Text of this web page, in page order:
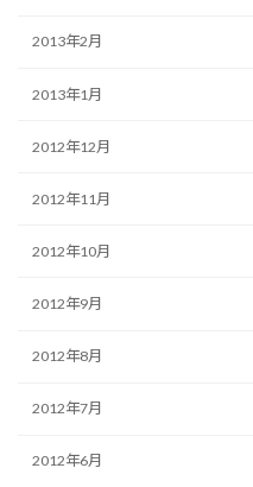
2013年2月
2013年1月
2012年12月
2012年11月
2012年10月
2012年9月
2012年8月
2012年7月
2012年6月